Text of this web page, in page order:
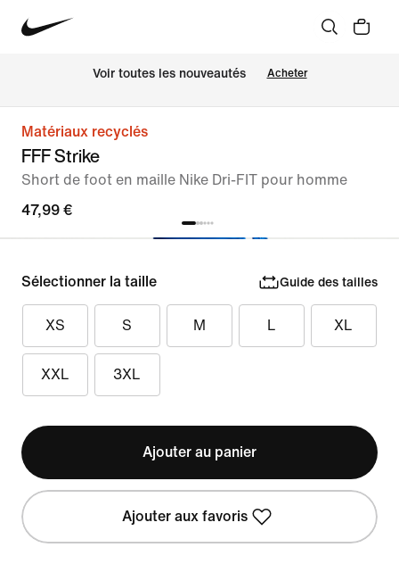
Voir toutes les nouveautés Acheter
Matériaux recyclés
FFF Strike
Short de foot en maille Nike Dri-FIT pour homme
47,99 €
Sélectionner la taille Guide des tailles
XS S M L XL
XXL 3XL
Ajouter au panier
Ajouter aux favoris